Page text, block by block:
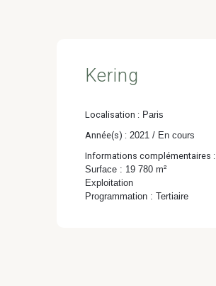
Kering
Localisation : Paris
Année(s) : 2021 / En cours
Informations complémentaires :
Surface : 19 780 m²
Exploitation
Programmation : Tertiaire